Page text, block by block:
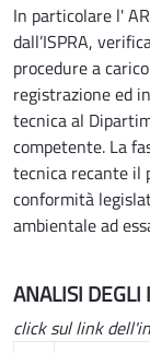
In particolare l'
dall’ISPRA,
procedure a
registrazione ed
tecnica al
competente. La
tecnica recante il
conformità
ambientale ad
ANALISI
click sul link